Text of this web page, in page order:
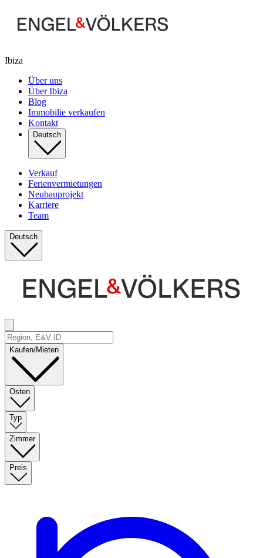
Ibiza
Über uns
Über Ibiza
Blog
Immobilie verkaufen
Kontakt
Deutsch
Verkauf
Ferienvermietungen
Neubauprojekt
Karriere
Team
Deutsch
Kaufen/Mieten
Osten
Typ
Zimmer
Preis